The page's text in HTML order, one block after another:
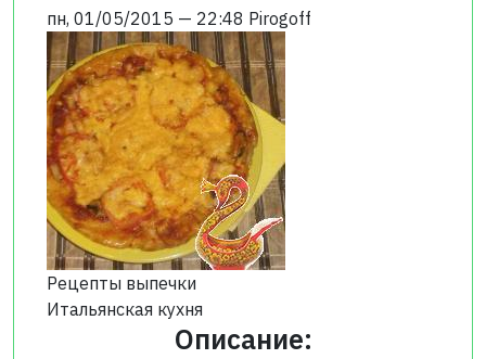
пн, 01/05/2015 — 22:48 Pirogoff
Рецепты выпечки
Итальянская кухня
Описание: